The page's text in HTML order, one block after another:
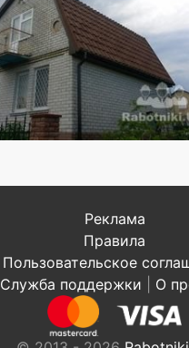
Реклама
Правила
Пользовательское
Служба поддержки
О